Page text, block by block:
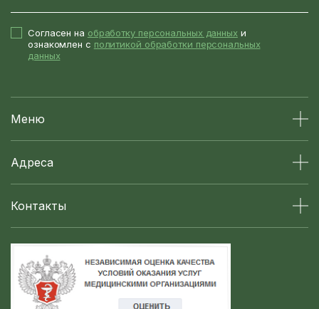
Согласен на обработку персональных данных и
ознакомлен с политикой обработки персональных
данных
Меню
Адреса
Контакты